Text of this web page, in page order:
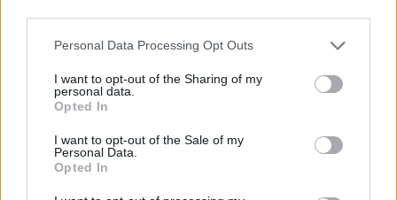
Personal Data Processing Opt Outs
I want to opt-out of the Sharing of my
personal data.
Opted In
I want to opt-out of the Sale of my
Personal Data.
Opted In
con concorrenti diretti può offrire ulteriori spunti di
analisi. Mentre aziende simili operano nel campo,
ognuna con le proprie strategie e linee di prodotto,
l'approccio di IGO promo si distingue per la
focalizzazione sulla qualità